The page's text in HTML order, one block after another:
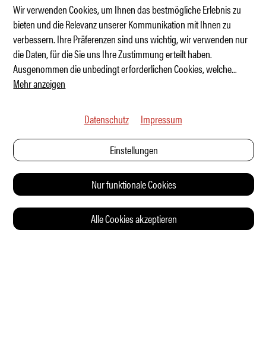
Sinnloses Lichtspieltheater
Wir verwenden Cookies, um Ihnen das bestmögliche Erlebnis zu
bieten und die Relevanz unserer Kommunikation mit Ihnen zu
verbessern. Ihre Präferenzen sind uns wichtig, wir verwenden nur
die Daten, für die Sie uns Ihre Zustimmung erteilt haben.
Ausgenommen die unbedingt erforderlichen Cookies, welche...
Mehr anzeigen
Datenschutz Impressum
Einstellungen
Nur funktionale Cookies
Alle Cookies akzeptieren